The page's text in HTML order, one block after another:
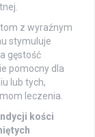
z wyraźnym
stymuluje
gęstość
pomocny dla
lub tych,
leczenia.
kości